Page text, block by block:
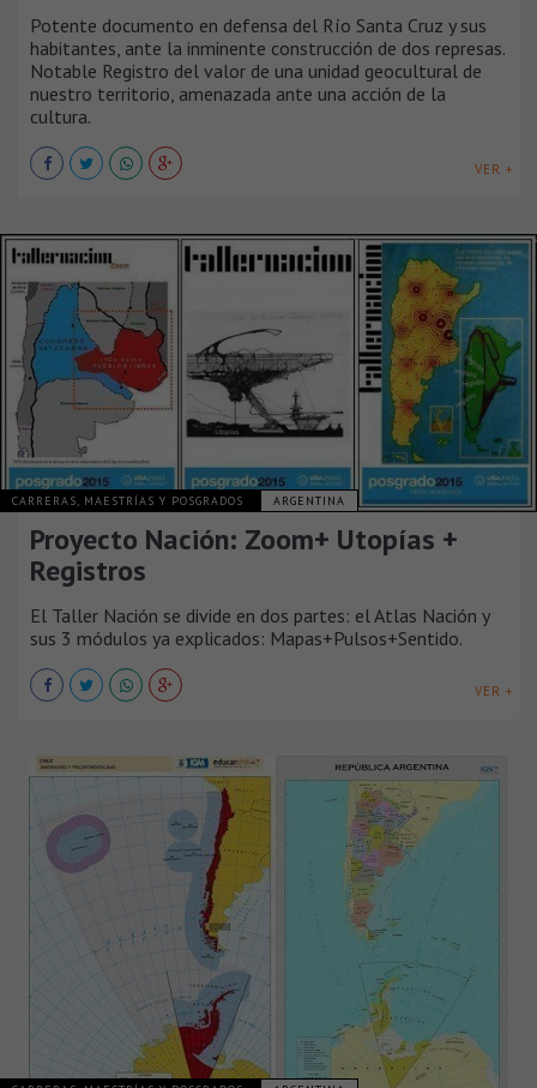
Potente documento en defensa del Río Santa Cruz y sus
habitantes, ante la inminente construcción de dos represas.
Notable Registro del valor de una unidad geocultural de
nuestro territorio, amenazada ante una acción de la
cultura.
VER +
CARRERAS, MAESTRÍAS Y POSGRADOS ARGENTINA
Proyecto Nación: Zoom+ Utopías +
Registros
El Taller Nación se divide en dos partes: el Atlas Nación y
sus 3 módulos ya explicados: Mapas+Pulsos+Sentido.
VER +